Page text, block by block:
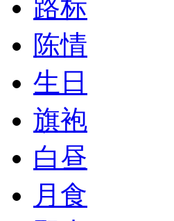
路标
陈情
生日
旗袍
白昼
月食